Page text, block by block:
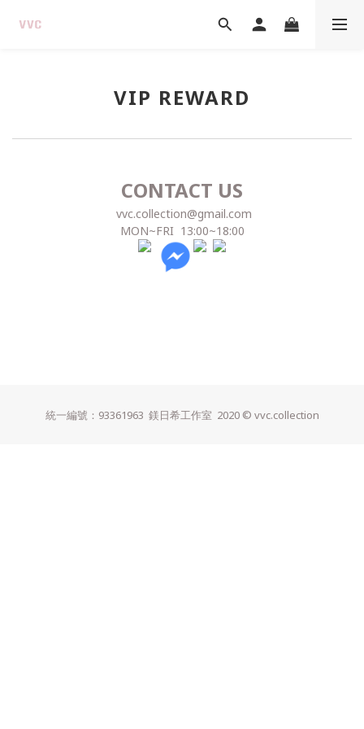
VIP REWARD
CONTACT US
vvc.collection@gmail.com
MON~FRI 13:00~18:00
統一編號：93361963 鎂日希工作室 2020 © vvc.collection